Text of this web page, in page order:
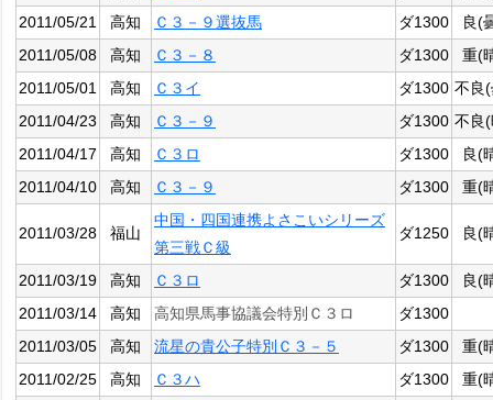
2011/05/21
高知 Ｃ３－９選抜馬 ダ1300
良(
2011/05/08
高知 Ｃ３－８ ダ1300
重(
2011/05/01
高知 Ｃ３イ ダ1300 不良
2011/04/23
高知 Ｃ３－９ ダ1300 不良
2011/04/17
高知 Ｃ３ロ ダ1300
良(
2011/04/10
高知 Ｃ３－９ ダ1300 重(
2011/03/28 福山
中国・四国連携よさこいシリーズ
第三戦Ｃ級
ダ1250 良(
2011/03/19 高知 Ｃ３ロ ダ1300
良(
2011/03/14
高知 高知県馬事協議会特別Ｃ３ロ
ダ1300
2011/03/05
高知 流星の貴公子特別Ｃ３－５ ダ1300
重(
2011/02/25
高知 Ｃ３ハ ダ1300
重(